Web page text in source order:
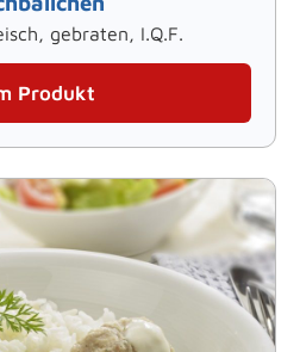
gebraten, I.Q.F.
Produkt